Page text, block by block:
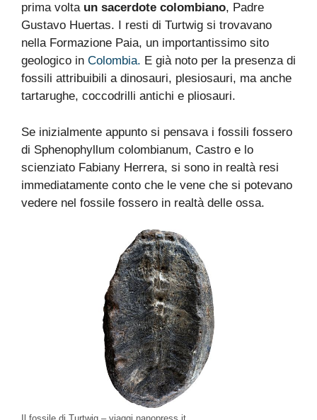
prima volta un sacerdote colombiano, Padre
Gustavo Huertas. I resti di Turtwig si trovavano
nella Formazione Paia, un importantissimo sito
geologico in Colombia. E già noto per la presenza di
fossili attribuibili a dinosauri, plesiosauri, ma anche
tartarughe, coccodrilli antichi e pliosauri.
Se inizialmente appunto si pensava i fossili fossero
di Sphenophyllum colombianum, Castro e lo
scienziato Fabiany Herrera, si sono in realtà resi
immediatamente conto che le vene che si potevano
vedere nel fossile fossero in realtà delle ossa.